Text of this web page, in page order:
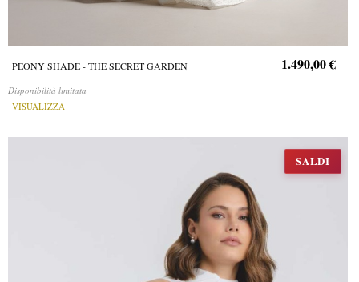
PEONY SHADE - THE SECRET GARDEN
Disponibilità limitata
VISUALIZZA
1.490,00 €
SALDI